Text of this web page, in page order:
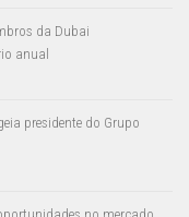
da Dubai
anual
presidente do Grupo